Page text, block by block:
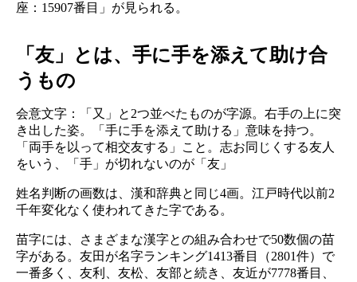
座：15907番目」が見られる。
「友」とは、手に手を添えて助け合
うもの
会意文字：「又」と2つ並べたものが字源。右手の上に突
き出した姿。「手に手を添えて助ける」意味を持つ。
「両手を以って相交友する」こと。志お同じくする友人
をいう、「手」が切れないのが「友」
姓名判断の画数は、漢和辞典と同じ4画。江戸時代以前2
千年変化なく使われてきた字である。
苗字には、さまざまな漢字との組み合わせで50数個の苗
字がある。友田が名字ランキング1413番目（2801件）で
一番多く、友利、友松、友部と続き、友近が7778番目、